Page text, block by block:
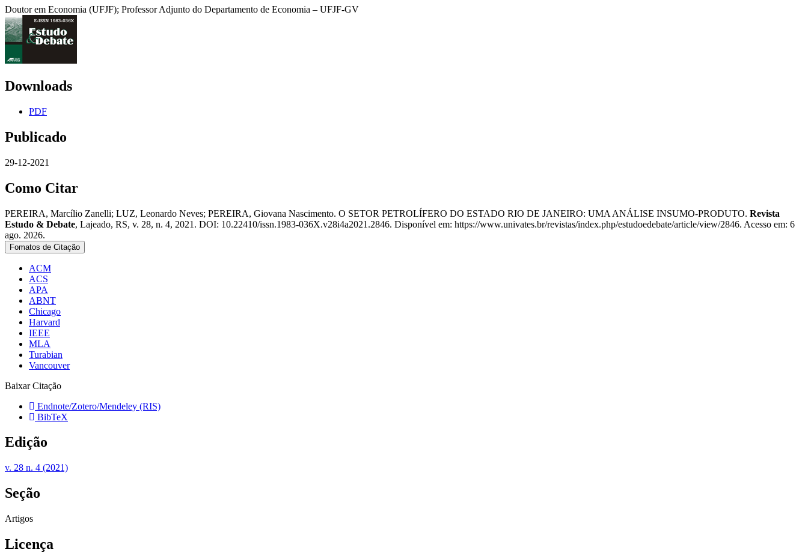
Doutor em Economia (UFJF); Professor Adjunto do Departamento de Economia – UFJF-GV
Downloads
PDF
Publicado
29-12-2021
Como Citar
PEREIRA, Marcílio Zanelli; LUZ, Leonardo Neves; PEREIRA, Giovana Nascimento. O SETOR PETROLÍFERO DO ESTADO RIO DE JANEIRO: UMA ANÁLISE INSUMO-PRODUTO. Revista
Estudo & Debate, Lajeado, RS, v. 28, n. 4, 2021. DOI: 10.22410/issn.1983-036X.v28i4a2021.2846. Disponível em: https://www.univates.br/revistas/index.php/estudoedebate/article/view/2846. Acesso em: 6
ago. 2026.
Fomatos de Citação
ACM
ACS
APA
ABNT
Chicago
Harvard
IEEE
MLA
Turabian
Vancouver
Baixar Citação
Endnote/Zotero/Mendeley (RIS)
BibTeX
Edição
v. 28 n. 4 (2021)
Seção
Artigos
Licença